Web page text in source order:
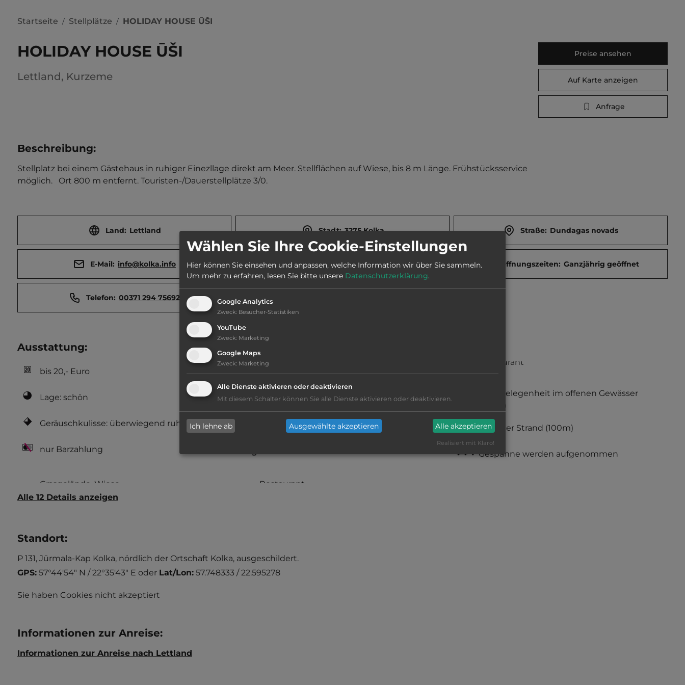
Startseite / Stellplätze / HOLIDAY HOUSE ŪŠI
HOLIDAY HOUSE ŪŠI
Lettland, Kurzeme
Preise ansehen
Auf Karte anzeigen
Anfrage
Beschreibung:
Stellplatz bei einem Gästehaus in ruhiger Einezllage direkt am Meer. Stellflächen auf Wiese, bis 8 m Länge. Frühstücksservice
möglich.   Ort 800 m entfernt. Touristen-/Dauerstellplätze 3/0.
Land: Lettland Stadt: 3275 Kolka Straße: Dundagas novads
E-Mail: info@kolka.info Webseite: www.kolka.info Öffnungszeiten: Ganzjährig geöffnet
Telefon: 00371 294 75692
Ausstattung:
bis 20,- Euro
Lage: schön
Geräuschkulisse: überwiegend ruhig
nur Barzahlung
Grasgelände, Wiese
Stromanschluss
Restaurant
Badegelegenheit im offenen Gewässer
(100m)
sandiger Strand (100m)
Gespanne werden aufgenommen
Alle 12 Details anzeigen
Standort:
P 131, Jūrmala-Kap Kolka, nördlich der Ortschaft Kolka, ausgeschildert.
GPS: 57°44'54" N / 22°35'43" E oder Lat/Lon: 57.748333 / 22.595278
Sie haben Cookies nicht akzeptiert
Informationen zur Anreise:
Informationen zur Anreise nach Lettland
Wählen Sie Ihre Cookie-Einstellungen
Hier können Sie einsehen und anpassen, welche Information wir über Sie sammeln.
Um mehr zu erfahren, lesen Sie bitte unsere Datenschutzerklärung.
Google Analytics
Zweck: Besucher-Statistiken
YouTube
Zweck: Marketing
Google Maps
Zweck: Marketing
Alle Dienste aktivieren oder deaktivieren
Mit diesem Schalter können Sie alle Dienste aktivieren oder deaktivieren.
Ich lehne ab Ausgewählte akzeptieren Alle akzeptieren
Realisiert mit Klaro!